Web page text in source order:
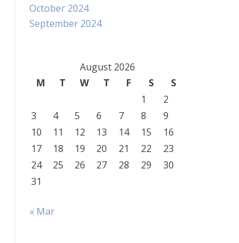
October 2024
September 2024
August 2026
M
T W T F S
S
1
2
3
4 5 6 7 8
9
10
11 12 13 14 15
16
17
18 19 20 21 22
23
24
25 26 27 28 29
30
31
« Mar